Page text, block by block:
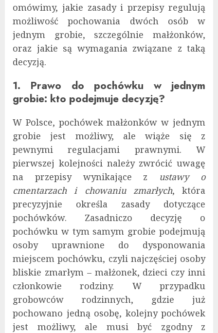
omówimy, jakie zasady i przepisy regulują
możliwość pochowania dwóch osób w
jednym grobie, szczególnie małżonków,
oraz jakie są wymagania związane z taką
decyzją.
1. Prawo do pochówku w jednym
grobie: kto podejmuje decyzję?
W Polsce, pochówek małżonków w jednym
grobie jest możliwy, ale wiąże się z
pewnymi regulacjami prawnymi. W
pierwszej kolejności należy zwrócić uwagę
na przepisy wynikające z ustawy o
cmentarzach i chowaniu zmarłych, która
precyzyjnie określa zasady dotyczące
pochówków. Zasadniczo decyzję o
pochówku w tym samym grobie podejmują
osoby uprawnione do dysponowania
miejscem pochówku, czyli najczęściej osoby
bliskie zmarłym – małżonek, dzieci czy inni
członkowie rodziny. W przypadku
grobowców rodzinnych, gdzie już
pochowano jedną osobę, kolejny pochówek
jest możliwy, ale musi być zgodny z